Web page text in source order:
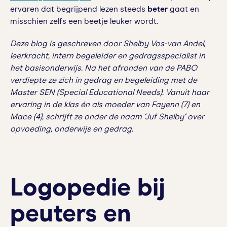
ervaren dat begrijpend lezen steeds beter gaat en
misschien zelfs een beetje leuker wordt.
Deze blog is geschreven door Shelby Vos-van Andel,
leerkracht, intern begeleider en gedragsspecialist in
het basisonderwijs. Na het afronden van de PABO
verdiepte ze zich in gedrag en begeleiding met de
Master SEN (Special Educational Needs). Vanuit haar
ervaring in de klas én als moeder van Fayenn (7) en
Mace (4), schrijft ze onder de naam ‘Juf Shelby‘ over
opvoeding, onderwijs en gedrag.
Logopedie bij
peuters en